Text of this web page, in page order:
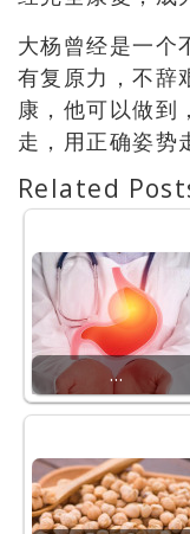
大杨曾经是一个
有复原力，不辞
康，他可以做到
走，用正确姿势
Related
…